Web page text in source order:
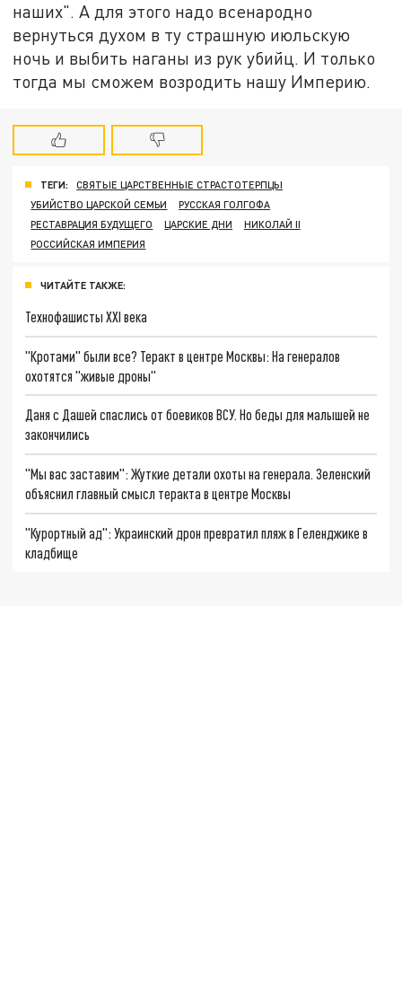
наших". А для этого надо всенародно
вернуться духом в ту страшную июльскую
ночь и выбить наганы из рук убийц. И только
тогда мы сможем возродить нашу Империю.
ТЕГИ:
СВЯТЫЕ ЦАРСТВЕННЫЕ СТРАСТОТЕРПЦЫ
УБИЙСТВО ЦАРСКОЙ СЕМЬИ
РУССКАЯ ГОЛГОФА
РЕСТАВРАЦИЯ БУДУЩЕГО
ЦАРСКИЕ ДНИ
НИКОЛАЙ II
РОССИЙСКАЯ ИМПЕРИЯ
ЧИТАЙТЕ ТАКЖЕ:
Технофашисты XXI века
"Кротами" были все? Теракт в центре Москвы: На генералов
охотятся "живые дроны"
Даня с Дашей спаслись от боевиков ВСУ. Но беды для малышей не
закончились
"Мы вас заставим": Жуткие детали охоты на генерала. Зеленский
объяснил главный смысл теракта в центре Москвы
"Курортный ад": Украинский дрон превратил пляж в Геленджике в
кладбище